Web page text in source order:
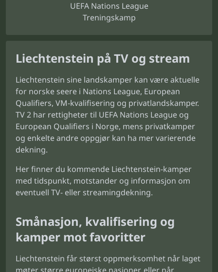
UEFA Nations League
Treningskamp
Liechtenstein på TV og stream
Liechtenstein sine landskamper kan være aktuelle
for norske seere i Nations League, European
Qualifiers, VM-kvalifisering og privatlandskamper.
TV 2 har rettigheter til UEFA Nations League og
European Qualifiers i Norge, mens privatkamper
og enkelte andre oppgjør kan ha mer varierende
dekning.
Her finner du kommende Liechtenstein-kamper
med tidspunkt, motstander og informasjon om
eventuell TV- eller streamingdekning.
Smånasjon, kvalifisering og
kamper mot favoritter
Liechtenstein får størst oppmerksomhet når laget